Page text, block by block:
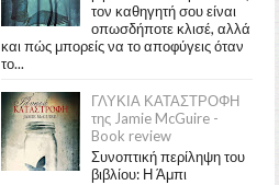
τον καθηγητή σου είναι
οπωσδήποτε κλισέ, αλλά
και πώς μπορείς να το αποφύγεις όταν
το...
ΓΛΥΚΙΑ ΚΑΤΑΣΤΡΟΦΗ
της Jamie McGuire -
Book review
Συνοπτική περίληψη του
βιβλίου: Η Άμπι